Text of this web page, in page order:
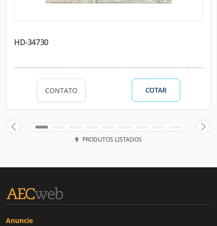
HD-34730
CONTATO COTAR
9 PRODUTOS LISTADOS
Anuncie